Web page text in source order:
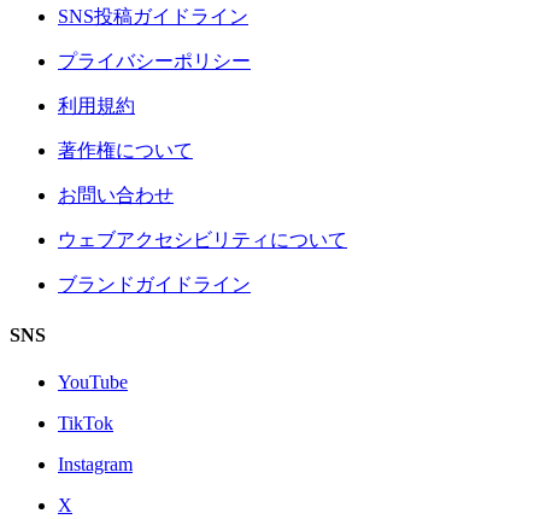
SNS投稿ガイドライン
プライバシーポリシー
利用規約
著作権について
お問い合わせ
ウェブアクセシビリティについて
ブランドガイドライン
SNS
YouTube
TikTok
Instagram
X